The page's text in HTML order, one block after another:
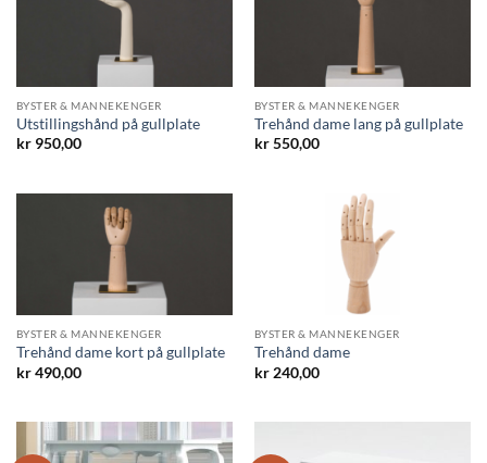
BYSTER & MANNEKENGER
Utstillingshånd på gullplate
kr950,00
BYSTER & MANNEKENGER
Trehånd dame lang på gullplate
kr550,00
BYSTER & MANNEKENGER
Trehånd dame kort på gullplate
kr490,00
BYSTER & MANNEKENGER
Trehånd dame
kr240,00